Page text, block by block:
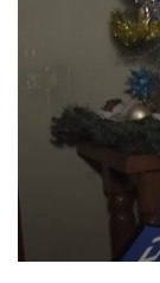
ПОМОЩЬ
БЛОГ